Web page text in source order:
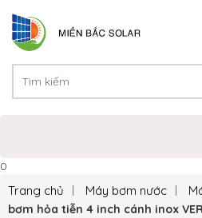
0
Trang chủ Máy bơm nước
bơm hỏa tiễn 4 inch cánh inox